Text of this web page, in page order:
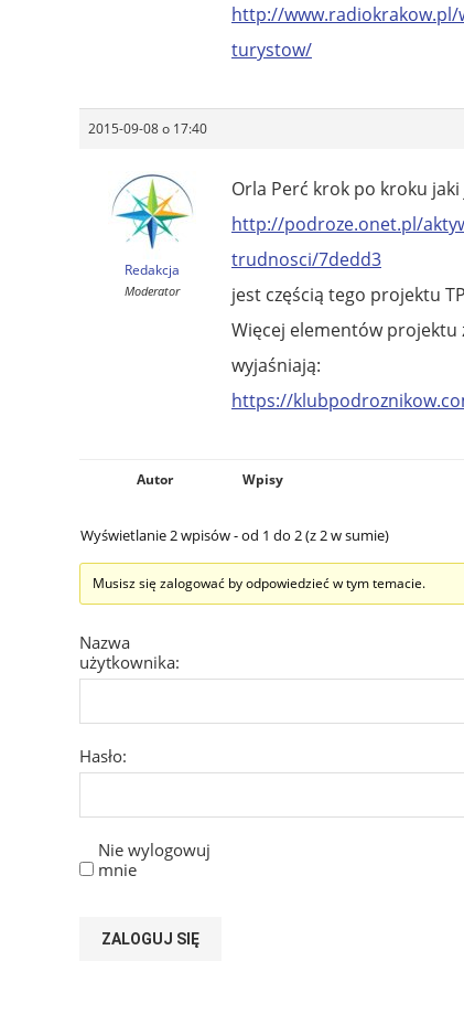
http://www.radiokrakow.pl/
turystow/
2015-09-08 o 17:40
Redakcja
Moderator
Orla Perć krok po kroku
http://podroze.onet.pl/
trudnosci/7dedd3
jest częścią tego projektu
Więcej elementów projektu
wyjaśniają:
https://
Autor Wpisy
Wyświetlanie 2 wpisów - od 1 do 2 (z 2 w sumie)
Musisz się zalogować by odpowiedzieć w tym temacie.
Nazwa
użytkownika:
Hasło:
Nie wylogowuj
mnie
ZALOGUJ SIĘ